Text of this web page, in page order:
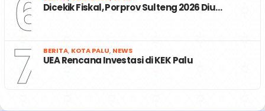
6 Dicekik Fiskal, Porprov Sulteng 2026 Diu…
7 BERITA, KOTA PALU, NEWS
UEA Rencana Investasi di KEK Palu